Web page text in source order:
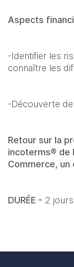
Aspects
-Identifier les
connaître les
-Découverte de
Retour sur la
incoterms® de
Commerce,
DURÉE - 2